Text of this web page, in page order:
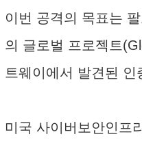
이번 공격의 목표는
의 글로벌 프로젝트
트웨이에서 발견된
미국 사이버보안인프